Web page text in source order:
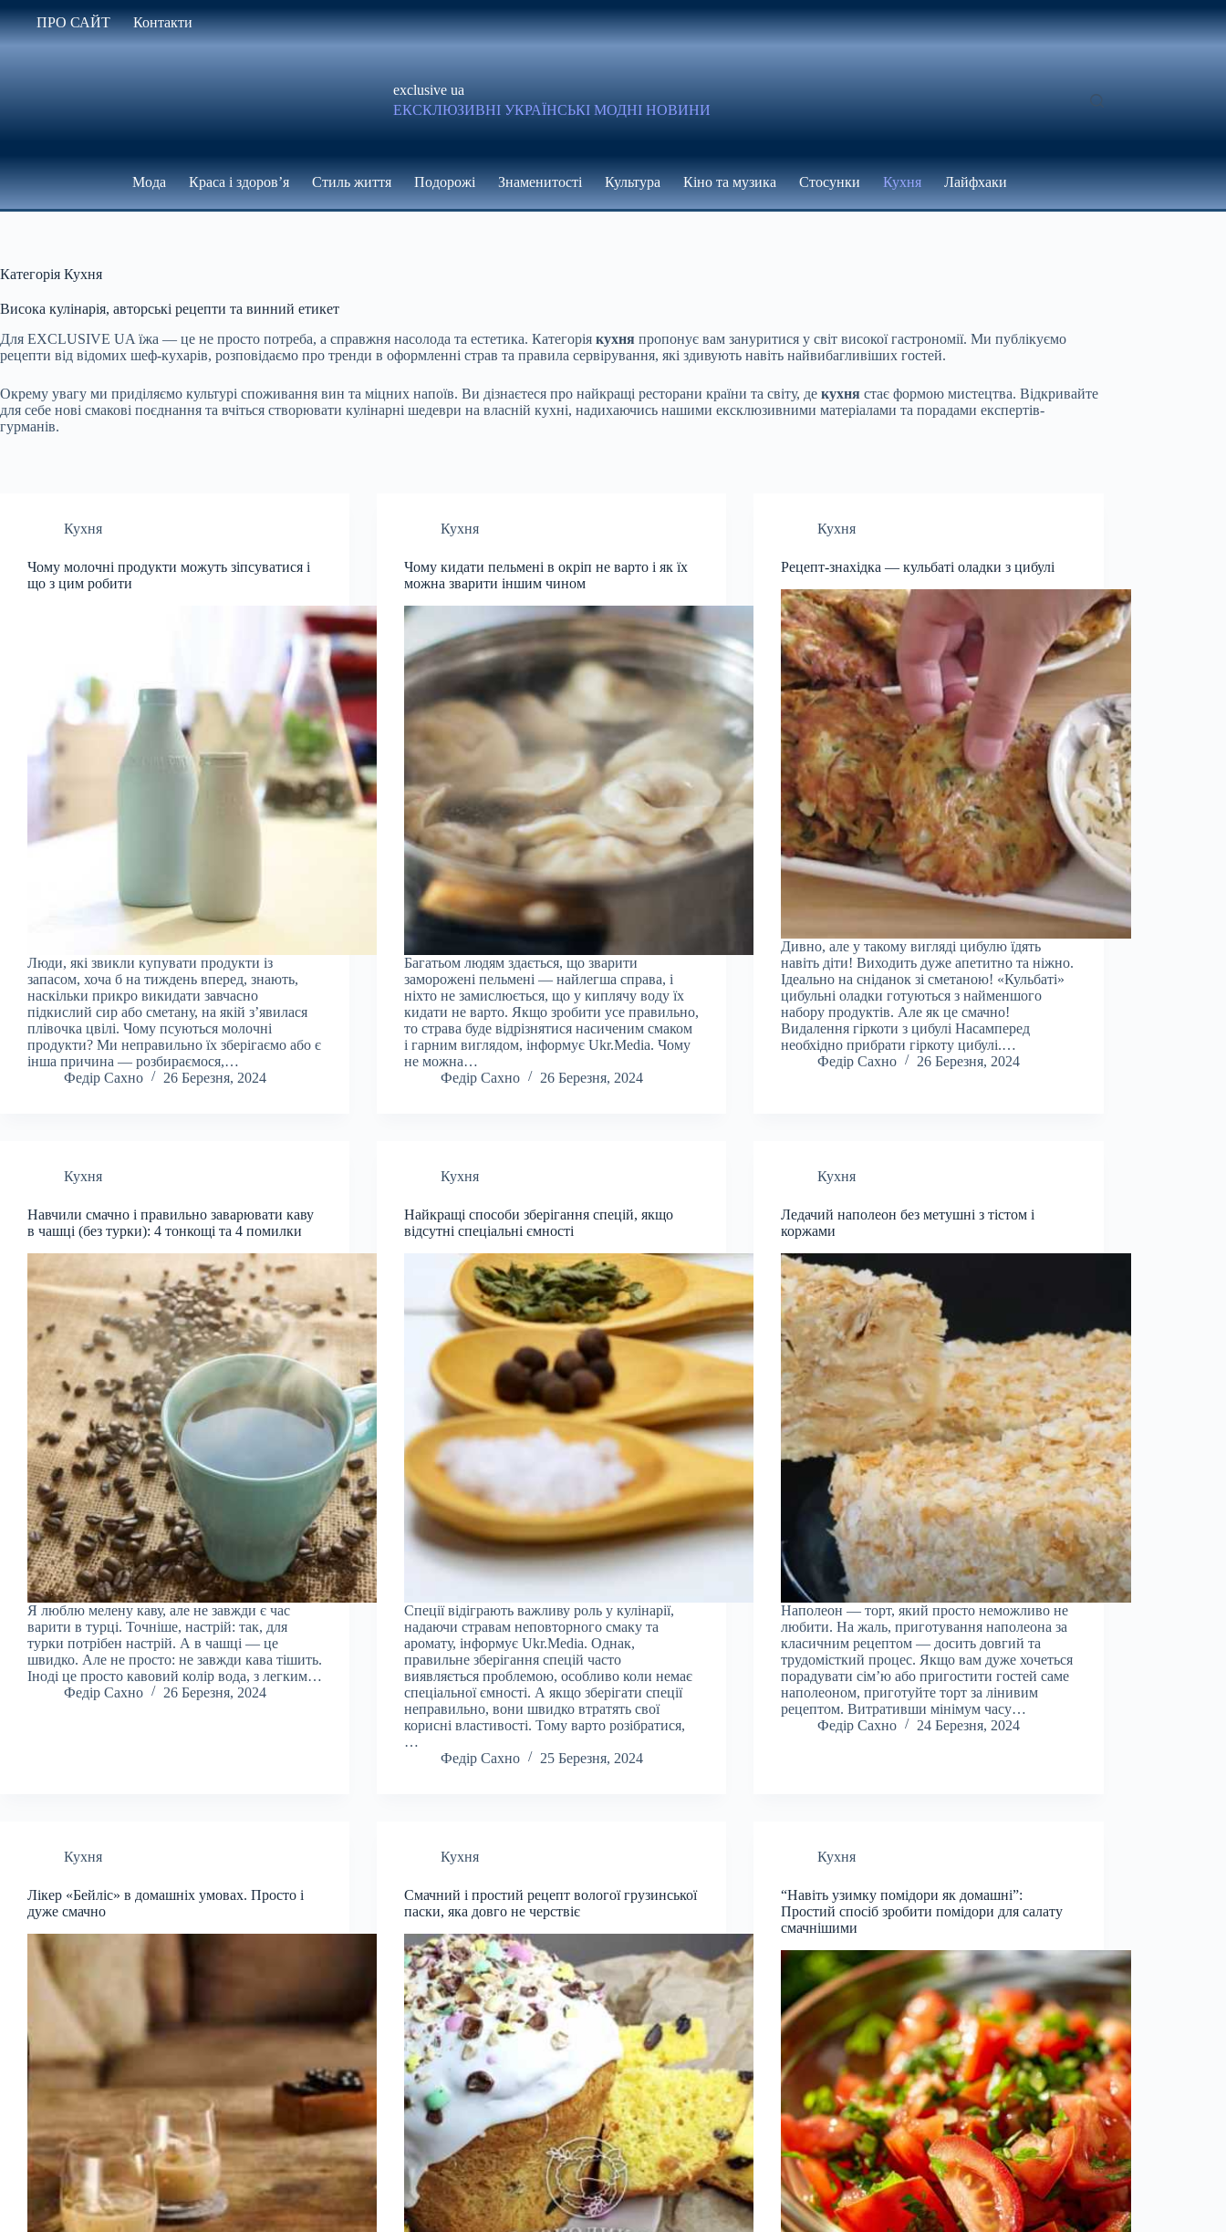
до
вмісту
ПРО САЙТ Контакти
exclusive ua
ЕКСКЛЮЗИВНІ УКРАЇНСЬКІ МОДНІ НОВИНИ
Мода Краса і здоров’я Стиль життя Подорожі Знаменитості Культура Кіно та музика Стосунки Кухня Лайфхаки
Категорія Кухня
Висока кулінарія, авторські рецепти та винний етикет
Для EXCLUSIVE UA їжа — це не просто потреба, а справжня насолода та естетика. Категорія кухня пропонує вам зануритися у світ високої гастрономії. Ми публікуємо
рецепти від відомих шеф-кухарів, розповідаємо про тренди в оформленні страв та правила сервірування, які здивують навіть найвибагливіших гостей.
Окрему увагу ми приділяємо культурі споживання вин та міцних напоїв. Ви дізнаєтеся про найкращі ресторани країни та світу, де кухня стає формою мистецтва. Відкривайте
для себе нові смакові поєднання та вчіться створювати кулінарні шедеври на власній кухні, надихаючись нашими ексклюзивними матеріалами та порадами експертів-
гурманів.
Кухня
Чому молочні продукти можуть зіпсуватися і
що з цим робити
Люди, які звикли купувати продукти із
запасом, хоча б на тиждень вперед, знають,
наскільки прикро викидати завчасно
підкислий сир або сметану, на якій з’явилася
плівочка цвілі. Чому псуються молочні
продукти? Ми неправильно їх зберігаємо або є
інша причина — розбираємося,…
Федір Сахно
26 Березня, 2024
Кухня
Чому кидати пельмені в окріп не варто і як їх
можна зварити іншим чином
Багатьом людям здається, що зварити
заморожені пельмені — найлегша справа, і
ніхто не замислюється, що у киплячу воду їх
кидати не варто. Якщо зробити усе правильно,
то страва буде відрізнятися насиченим смаком
і гарним виглядом, інформує Ukr.Media. Чому
не можна…
Федір Сахно
26 Березня, 2024
Кухня
Рецепт-знахідка — кульбаті оладки з цибулі
Дивно, але у такому вигляді цибулю їдять
навіть діти! Виходить дуже апетитно та ніжно.
Ідеально на сніданок зі сметаною! «Кульбаті»
цибульні оладки готуються з найменшого
набору продуктів. Але як це смачно!
Видалення гіркоти з цибулі Насамперед
необхідно прибрати гіркоту цибулі.…
Федір Сахно
26 Березня, 2024
Кухня
Навчили смачно і правильно заварювати каву
в чашці (без турки): 4 тонкощі та 4 помилки
Я люблю мелену каву, але не завжди є час
варити в турці. Точніше, настрій: так, для
турки потрібен настрій. А в чашці — це
швидко. Але не просто: не завжди кава тішить.
Іноді це просто кавовий колір вода, з легким…
Федір Сахно
26 Березня, 2024
Кухня
Найкращі способи зберігання спецій, якщо
відсутні спеціальні ємності
Спеції відіграють важливу роль у кулінарії,
надаючи стравам неповторного смаку та
аромату, інформує Ukr.Media. Однак,
правильне зберігання спецій часто
виявляється проблемою, особливо коли немає
спеціальної ємності. А якщо зберігати спеції
неправильно, вони швидко втратять свої
корисні властивості. Тому варто розібратися,
…
Федір Сахно
25 Березня, 2024
Кухня
Ледачий наполеон без метушні з тістом і
коржами
Наполеон — торт, який просто неможливо не
любити. На жаль, приготування наполеона за
класичним рецептом — досить довгий та
трудомісткий процес. Якщо вам дуже хочеться
порадувати сім’ю або пригостити гостей саме
наполеоном, приготуйте торт за лінивим
рецептом. Витративши мінімум часу…
Федір Сахно
24 Березня, 2024
Кухня
Лікер «Бейліс» в домашніх умовах. Просто і
дуже смачно
Кухня
Смачний і простий рецепт вологої грузинської
паски, яка довго не черствіє
Кухня
“Навіть узимку помідори як домашні”:
Простий спосіб зробити помідори для салату
смачнішими